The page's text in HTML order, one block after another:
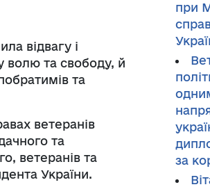
відвагу і
волю та свободу, й
та
ветеранів
та
ветеранів та
України.
при
за